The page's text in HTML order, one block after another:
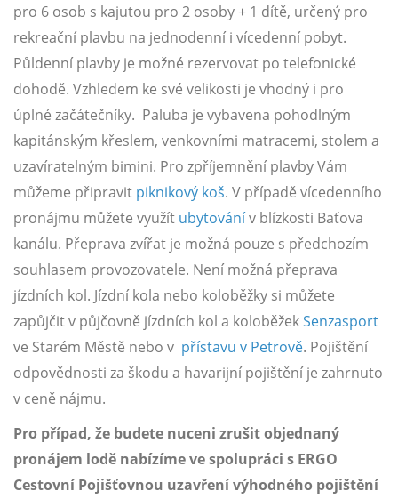
pro 6 osob s kajutou pro 2 osoby + 1 dítě, určený pro
rekreační plavbu na jednodenní i vícedenní pobyt.
Půldenní plavby je možné rezervovat po telefonické
dohodě. Vzhledem ke své velikosti je vhodný i pro
úplné začátečníky. Paluba je vybavena pohodlným
kapitánským křeslem, venkovními matracemi, stolem a
uzavíratelným bimini. Pro zpříjemnění plavby Vám
můžeme připravit piknikový koš. V případě vícedenního
pronájmu můžete využít ubytovánív blízkosti Baťova
kanálu. Přeprava zvířat je možná pouze s předchozím
souhlasem provozovatele. Není možná přeprava
jízdních kol. Jízdní kola nebo koloběžky si můžete
zapůjčit v půjčovně jízdních kol a koloběžekSenzasport
ve Starém Městě nebo v přístavu v Petrově. Pojištění
odpovědnosti za škodu a havarijní pojištění je zahrnuto
v ceně nájmu.
Pro případ, že budete nuceni zrušit objednaný
pronájem lodě nabízíme ve spolupráci s ERGO
Cestovní Pojišťovnou uzavření výhodného pojištění